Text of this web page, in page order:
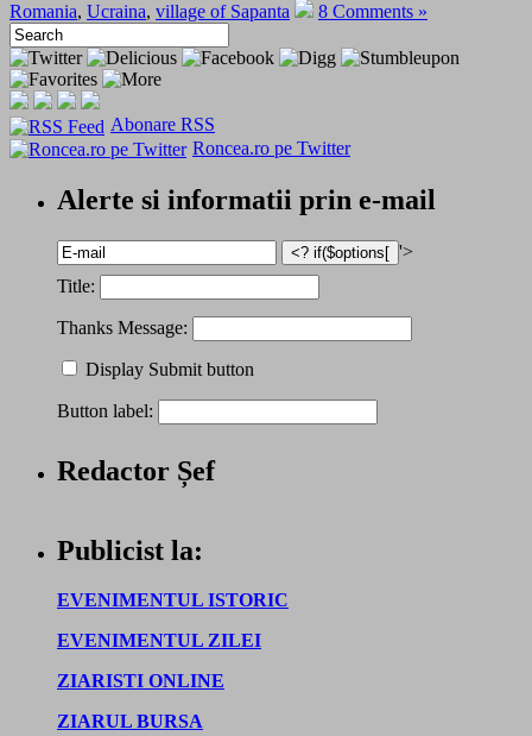
Romania, Ucraina, village of Sapanta 8 Comments »
Abonare RSS
Roncea.ro pe Twitter
Alerte si informatii prin e-mail
'>
Title:
Thanks Message:
Display Submit button
Button label:
Redactor Șef
Publicist la:
EVENIMENTUL ISTORIC
EVENIMENTUL ZILEI
ZIARISTI ONLINE
ZIARUL BURSA